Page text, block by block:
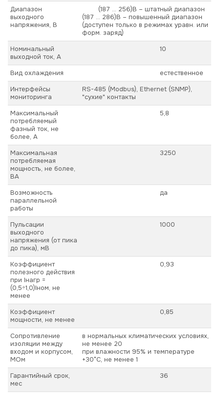
Диапазон
выходного
напряжения, В
(187 ... 256)В – штатный диапазон
(187 ... 286)В – повышенный диапазон
(доступен только в режимах уравн. или
форм. заряд)
Номинальный
выходной ток, А
10
Вид охлаждения
естественное
Интерфейсы
мониторинга
RS-485 (Modbus), Ethernet (SNMP),
"сухие" контакты
Максимальный
потребляемый
фазный ток, не
более, А
5,8
Максимальная
потребляемая
мощность, не более,
ВА
3250
Возможность
параллельной
работы
да
Пульсации
выходного
напряжения (от пика
до пика), мВ
1000
Коэффициент
полезного действия
при Iнагр =
(0,5÷1,0)Iном, не
менее
0,93
Коэффициент
мощности, не менее
0,85
Сопротивление
изоляции между
входом и корпусом,
МОм
в нормальных климатических условиях,
не менее 20
при влажности 95% и температуре
+30°С, не менее 1
Гарантийный срок,
мес
36